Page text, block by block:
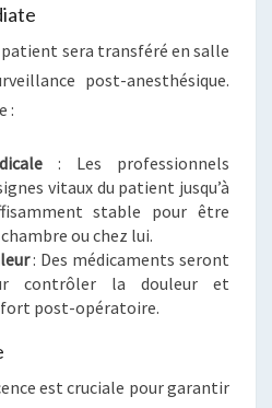
sera transféré en salle
post-anesthésique.
:
: Les professionnels
vitaux du patient jusqu’à
stable pour être
ou chez lui.
: Des médicaments seront
contrôler la douleur et
post-opératoire.
est cruciale pour garantir